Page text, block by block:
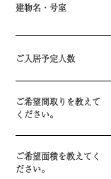
建物名・号室
ご入居予定人数
ご希望間取りを教えて
ください。
ご希望面積を教えてく
ださい。